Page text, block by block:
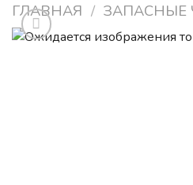
ГЛАВНАЯ / ЗАПАСНЫЕ